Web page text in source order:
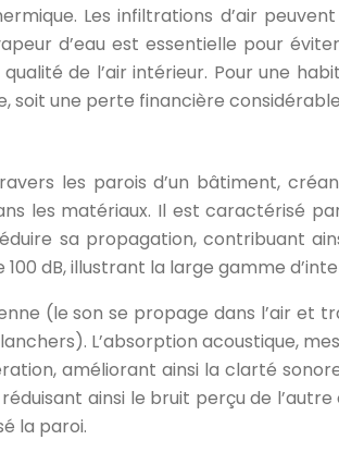
Les infiltrations d’air
d’eau est essentielle pour
de l’air intérieur. Pour une
soit une perte financière
les parois d’un bâtiment,
les matériaux. Il est caractérisé
sa propagation, contribuant
dB, illustrant la large gamme
(le son se propage dans l’air et
L’absorption acoustique,
améliorant ainsi la clarté
ainsi le bruit perçu de
la paroi.